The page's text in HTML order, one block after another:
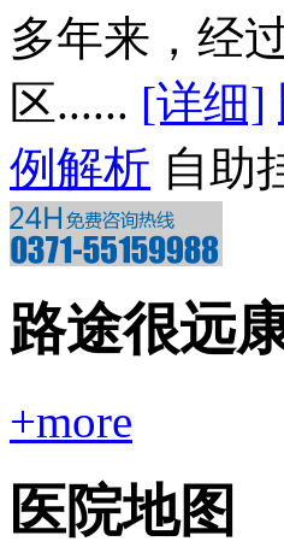
多年来，经
区...... [详细]
例解析 自助
路途很远
+more
医院地图